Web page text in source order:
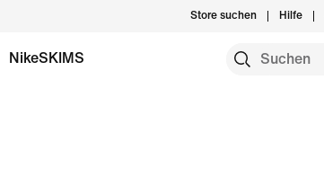
Store suchen Hilfe
NikeSKIMS